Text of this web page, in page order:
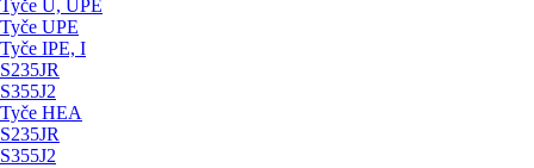
Tyče U, UPE
Tyče UPE
Tyče IPE, I
S235JR
S355J2
Tyče HEA
S235JR
S355J2